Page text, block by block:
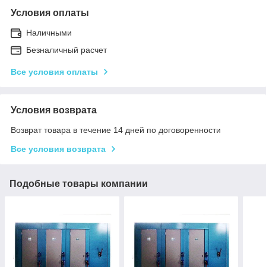
Условия оплаты
Наличными
Безналичный расчет
Все условия оплаты
Условия возврата
Возврат товара в течение 14 дней по договоренности
Все условия возврата
Подобные товары компании